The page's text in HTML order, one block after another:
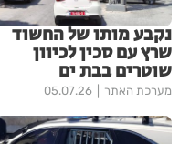
נקבע מותו של החשוד
שרץ עם סכין לכיוון
שוטרים בבת ים
מערכת האתר 05.07.26